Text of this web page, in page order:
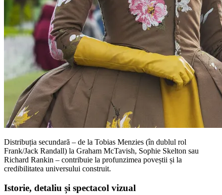
Distribuția secundară – de la Tobias Menzies (în dublul rol
Frank/Jack Randall) la Graham McTavish, Sophie Skelton sau
Richard Rankin – contribuie la profunzimea poveștii și la
credibilitatea universului construit.
Istorie, detaliu și spectacol vizual